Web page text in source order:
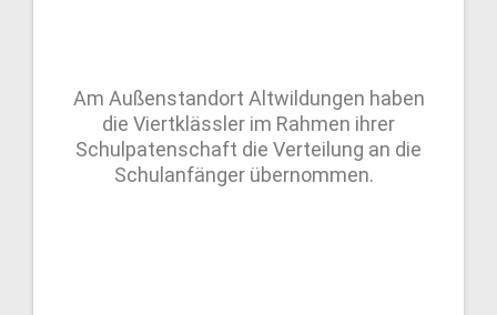
Am Außenstandort Altwildungen haben
die Viertklässler im Rahmen ihrer
Schulpatenschaft die Verteilung an die
Schulanfänger übernommen.